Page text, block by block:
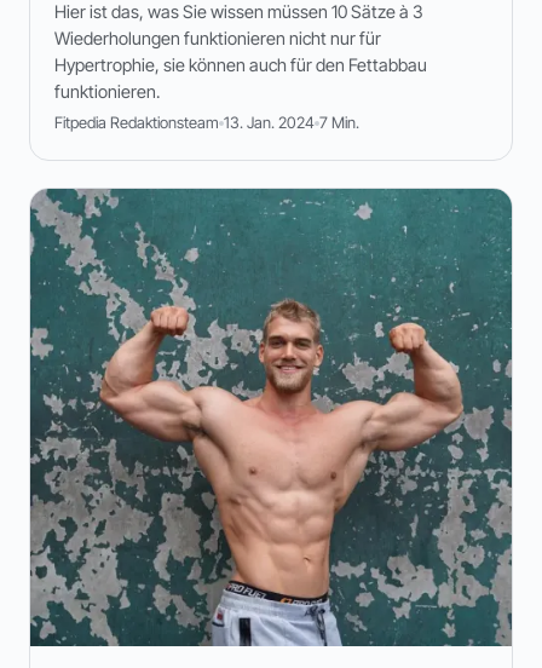
Hier ist das, was Sie wissen müssen 10 Sätze à 3
Wiederholungen funktionieren nicht nur für
Hypertrophie, sie können auch für den Fettabbau
funktionieren.
Fitpedia Redaktionsteam 13. Jan. 2024 7 Min.